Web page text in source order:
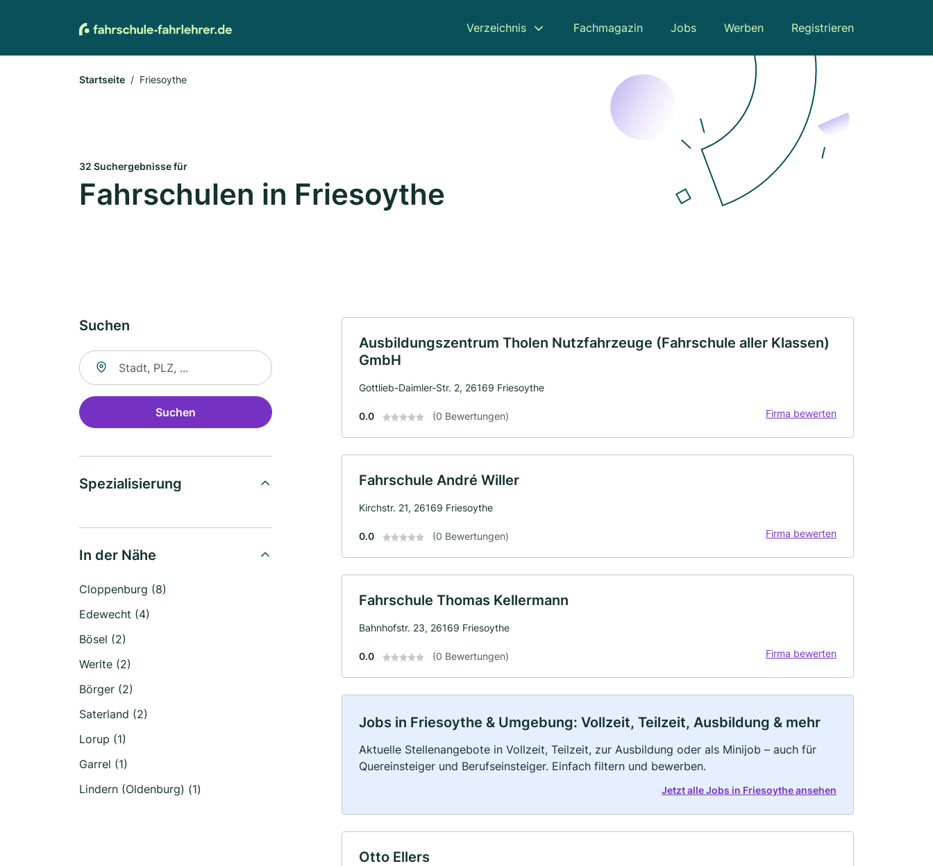
Verzeichnis Fachmagazin Jobs Werben Registrieren
Startseite Friesoythe
32 Suchergebnisse für
Fahrschulen in Friesoythe
Suchen
Suche nach Ort
Suchen
Spezialisierung
In der Nähe
Cloppenburg (8)
Edewecht (4)
Bösel (2)
Werlte (2)
Börger (2)
Saterland (2)
Lorup (1)
Garrel (1)
Lindern (Oldenburg) (1)
Ausbildungszentrum Tholen Nutzfahrzeuge (Fahrschule aller Klassen)
GmbH
Gottlieb-Daimler-Str. 2, 26169 Friesoythe
0.0 (0 Bewertungen) Firma bewerten
Fahrschule André Willer
Kirchstr. 21, 26169 Friesoythe
0.0 (0 Bewertungen) Firma bewerten
Fahrschule Thomas Kellermann
Bahnhofstr. 23, 26169 Friesoythe
0.0 (0 Bewertungen) Firma bewerten
Jobs in Friesoythe & Umgebung: Vollzeit, Teilzeit, Ausbildung & mehr
Aktuelle Stellenangebote in Vollzeit, Teilzeit, zur Ausbildung oder als Minijob – auch für
Quereinsteiger und Berufseinsteiger. Einfach filtern und bewerben.
Jetzt alle Jobs in Friesoythe ansehen
Otto Ellers